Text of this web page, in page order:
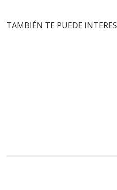
TAMBIÉN TE PUEDE